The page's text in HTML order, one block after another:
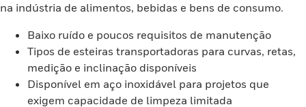
na indústria de alimentos, bebidas e bens de consumo.
Baixo ruído e poucos requisitos de manutenção
Tipos de esteiras transportadoras para curvas, retas,
medição e inclinação disponíveis
Disponível em aço inoxidável para projetos que
exigem capacidade de limpeza limitada